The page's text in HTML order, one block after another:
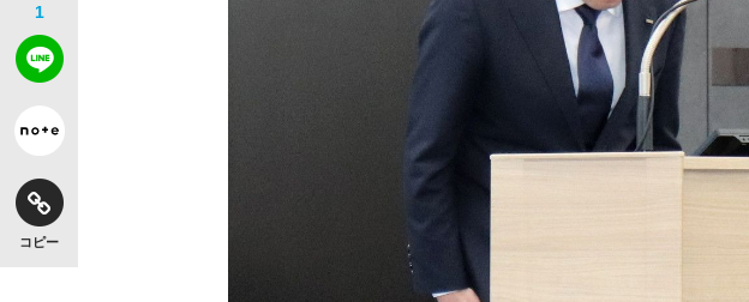
「クマが悪者扱いされているのが悲しい」『北の国から』倉本聰氏（91...
キングの誕生を、目撃せよ。
1
コピー